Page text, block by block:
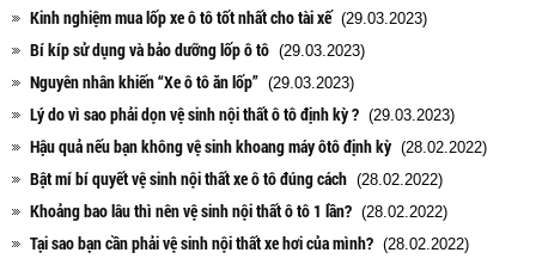
Kinh nghiệm mua lốp xe ô tô tốt nhất cho tài xế(29.03.2023)
Bí kíp sử dụng và bảo dưỡng lốp ô tô (29.03.2023)
Nguyên nhân khiến “Xe ô tô ăn lốp” (29.03.2023)
Lý do vì sao phải dọn vệ sinh nội thất ô tô định kỳ ? (29.03.2023)
Hậu quả nếu bạn không vệ sinh khoang máy ôtô định kỳ (28.02.2022)
Bật mí bí quyết vệ sinh nội thất xe ô tô đúng cách (28.02.2022)
Khoảng bao lâu thì nên vệ sinh nội thất ô tô 1 lần? (28.02.2022)
Tại sao bạn cần phải vệ sinh nội thất xe hơi của mình? (28.02.2022)